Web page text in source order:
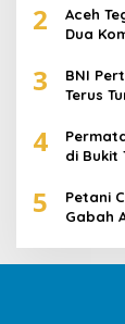
2
Aceh
Dua
3
BNI
Terus
4
di Bukit
5
Petani
Gabah